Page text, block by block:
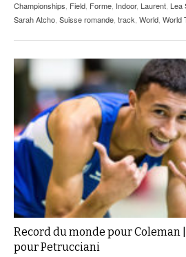
Championships Field Forme Indoor, Laurent Lea
Sarah Atcho Suisse romande track World World
Record du monde pour Coleman
pour Petrucciani